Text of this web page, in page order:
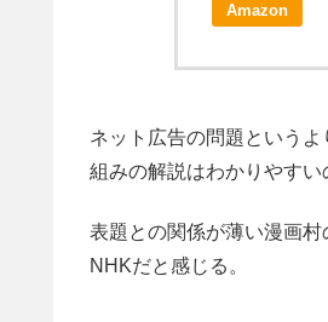
Amazon
ネット広告の問題という
組みの解説はわかりやすい
表題との関係が薄い漫画
NHKだと感じる。